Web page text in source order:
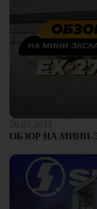
28.03.2025
ОБЗОР НА МИНИ-